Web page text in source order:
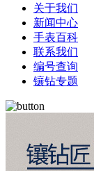
关于我们
新闻中心
手表百科
联系我们
编号查询
镶钻专题